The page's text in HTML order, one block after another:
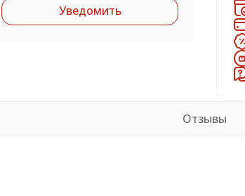
Уведомить
Отзывы